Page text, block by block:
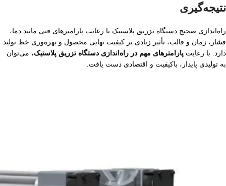
نتیجه‌گیری
راه‌اندازی صحیح دستگاه تزریق پلاستیک با رعایت پارامترهای فنی مانند دما،
فشار، زمان و قالب، تأثیر زیادی بر کیفیت نهایی محصول و بهره‌وری خط تولید
دارد. با رعایت پارامترهای مهم در راه‌اندازی دستگاه تزریق پلاستیک، می‌توان
به تولیدی پایدار، باکیفیت و اقتصادی دست یافت.